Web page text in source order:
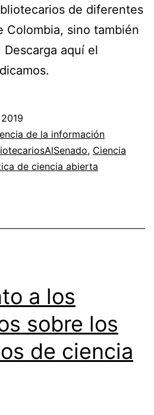
de diferentes
Colombia, sino también
aquí el
de la información
, Ciencia
de ciencia abierta
a los
sobre los
de ciencia